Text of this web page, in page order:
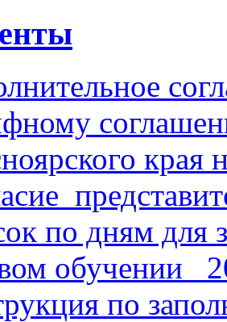
края
по дням для
обучении_
по